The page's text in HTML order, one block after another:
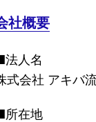
社概要
人名
式会社 アキバ
所在地